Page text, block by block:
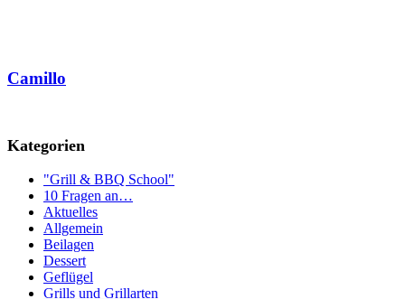
Camillo
Kategorien
"Grill & BBQ School"
10 Fragen an…
Aktuelles
Allgemein
Beilagen
Dessert
Geflügel
Grills und Grillarten